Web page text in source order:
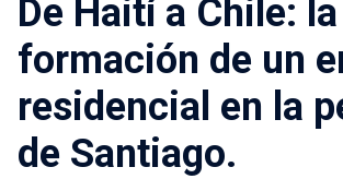
De Haití a Chile: la
formación de un
residencial en la
de Santiago.